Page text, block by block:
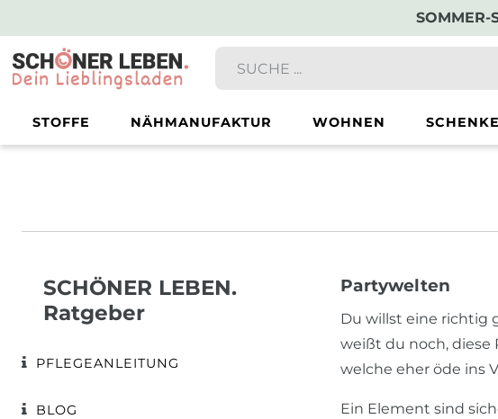
SOMMER-
STOFFE NÄHMANUFAKTUR WOHNEN
SCHÖNER LEBEN.
Ratgeber
PFLEGEANLEITUNG
BLOG
Partywelten
Du willst eine richtig
weißt du noch, diese
welche eher öde ins
Ein Element sind